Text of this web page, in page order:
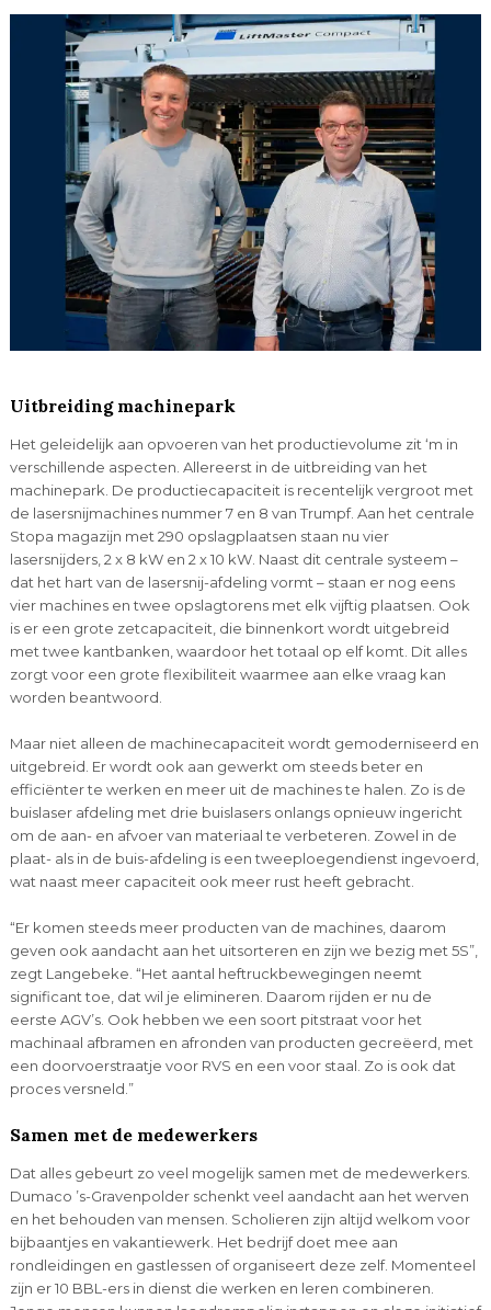
Uitbreiding machinepark
Het geleidelijk aan opvoeren van het productievolume zit ‘m in
verschillende aspecten. Allereerst in de uitbreiding van het
machinepark. De productiecapaciteit is recentelijk vergroot met
de lasersnijmachines nummer 7 en 8 van Trumpf. Aan het centrale
Stopa magazijn met 290 opslagplaatsen staan nu vier
lasersnijders, 2 x 8 kW en 2 x 10 kW. Naast dit centrale systeem –
dat het hart van de lasersnij-afdeling vormt – staan er nog eens
vier machines en twee opslagtorens met elk vijftig plaatsen. Ook
is er een grote zetcapaciteit, die binnenkort wordt uitgebreid
met twee kantbanken, waardoor het totaal op elf komt. Dit alles
zorgt voor een grote flexibiliteit waarmee aan elke vraag kan
worden beantwoord.
Maar niet alleen de machinecapaciteit wordt gemoderniseerd en
uitgebreid. Er wordt ook aan gewerkt om steeds beter en
efficiënter te werken en meer uit de machines te halen. Zo is de
buislaser afdeling met drie buislasers onlangs opnieuw ingericht
om de aan- en afvoer van materiaal te verbeteren. Zowel in de
plaat- als in de buis-afdeling is een tweeploegendienst ingevoerd,
wat naast meer capaciteit ook meer rust heeft gebracht.
“Er komen steeds meer producten van de machines, daarom
geven ook aandacht aan het uitsorteren en zijn we bezig met 5S”,
zegt Langebeke. “Het aantal heftruckbewegingen neemt
significant toe, dat wil je elimineren. Daarom rijden er nu de
eerste AGV’s. Ook hebben we een soort pitstraat voor het
machinaal afbramen en afronden van producten gecreëerd, met
een doorvoerstraatje voor RVS en een voor staal. Zo is ook dat
proces versneld.”
Samen met de medewerkers
Dat alles gebeurt zo veel mogelijk samen met de medewerkers.
Dumaco ’s-Gravenpolder schenkt veel aandacht aan het werven
en het behouden van mensen. Scholieren zijn altijd welkom voor
bijbaantjes en vakantiewerk. Het bedrijf doet mee aan
rondleidingen en gastlessen of organiseert deze zelf. Momenteel
zijn er 10 BBL-ers in dienst die werken en leren combineren.